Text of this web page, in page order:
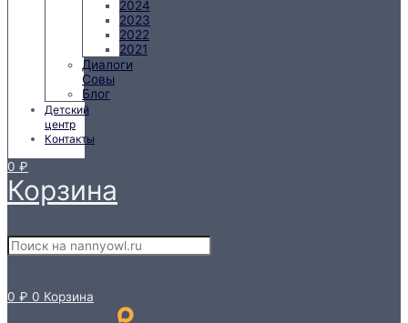
2024
2023
2022
2021
Диалоги
Совы
Блог
Детский
центр
Контакты
0 ₽
Корзина
0 ₽ 0 Корзина